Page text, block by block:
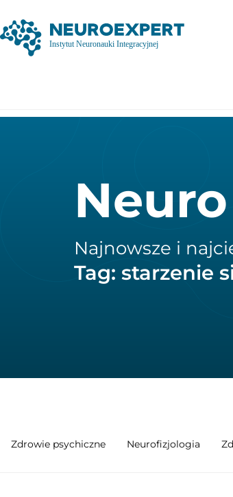
Najnowsze i
Tag: starzenie
Zdrowie psychiczne Neurofizjologia